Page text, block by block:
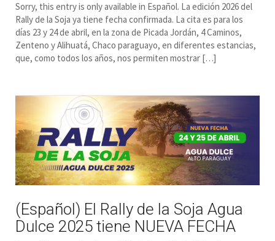
Sorry, this entry is only available in Español. La edición 2026 del
Rally de la Soja ya tiene fecha confirmada. La cita es para los
días 23 y 24 de abril, en la zona de Picada Jordán, 4 Caminos,
Zenteno y Alihuatá, Chaco paraguayo, en diferentes estancias,
que, como todos los años, nos permiten mostrar […]
(Español) El Rally de la Soja Agua
Dulce 2025 tiene NUEVA FECHA